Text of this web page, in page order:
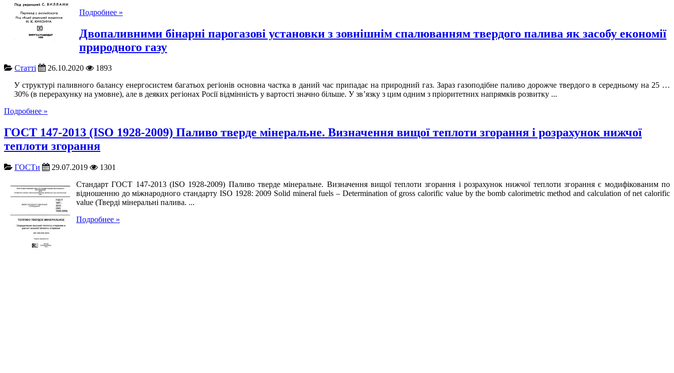
Подробнее »
Двопаливними бінарні парогазові установки з зовнішнім спалюванням твердого палива як засобу економії
природного газу
Cтатті 26.10.2020
1893
У структурі паливного балансу енергосистем багатьох регіонів основна частка в даний час припадає на природний газ. Зараз газоподібне паливо дорожче твердого в середньому на 25 …
30% (в перерахунку на умовне), але в деяких регіонах Росії відмінність у вартості значно більше. У зв’язку з цим одним з пріоритетних напрямків розвитку ...
Подробнее »
ГОСТ 147-2013 (ISO 1928-2009) Паливо тверде мінеральне. Визначення вищої теплоти згорання і розрахунок нижчої
теплоти згорання
ГОСТи 29.07.2019
1301
Стандарт ГОСТ 147-2013 (ISO 1928-2009) Паливо тверде мінеральне. Визначення вищої теплоти згорання і розрахунок нижчої теплоти згорання є модифікованим по
відношенню до міжнародного стандарту ISO 1928: 2009 Solid mineral fuels – Determination of gross calorific value by the bomb calorimetric method and calculation of net calorific
value (Тверді мінеральні палива. ...
Подробнее »